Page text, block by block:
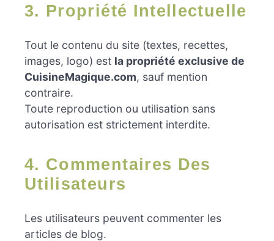
3. Propriété Intellectuelle
Tout le contenu du site (textes, recettes,
images, logo) est la propriété exclusive de
CuisineMagique.com, sauf mention
contraire.
Toute reproduction ou utilisation sans
autorisation est strictement interdite.
4. Commentaires Des
Utilisateurs
Les utilisateurs peuvent commenter les
articles de blog.